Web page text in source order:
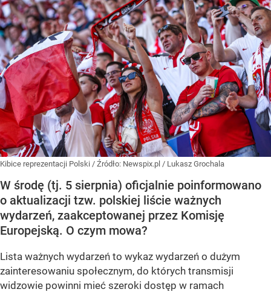
Kibice reprezentacji Polski / Źródło: Newspix.pl / Lukasz Grochala
W środę (tj. 5 sierpnia) oficjalnie poinformowano
o aktualizacji tzw. polskiej liście ważnych
wydarzeń, zaakceptowanej przez Komisję
Europejską. O czym mowa?
Lista ważnych wydarzeń to wykaz wydarzeń o dużym
zainteresowaniu społecznym, do których transmisji
widzowie powinni mieć szeroki dostęp w ramach